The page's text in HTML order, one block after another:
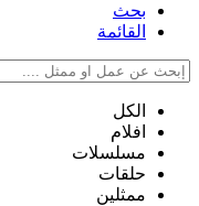
بحث
القائمة
الكل
افلام
مسلسلات
حلقات
ممثلين